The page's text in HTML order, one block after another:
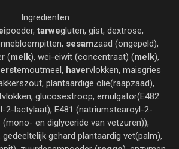
Ingrediënten
poeder,tarwegluten, gist, dextrose,
sesamzaad (ongepeld),
(melk), wei-eiwit (concentraat) (melk),
emoutmeel, havervlokken, maisgries
plantaardige olie(raapzaad),
glucosestroop, emulgator(E482
2-lactylaat), E481 (natriumstearoyl-2-
(mono- en diglyceride van vetzuren)),
gedeeltelijk gehard plantaardig vet(palm),